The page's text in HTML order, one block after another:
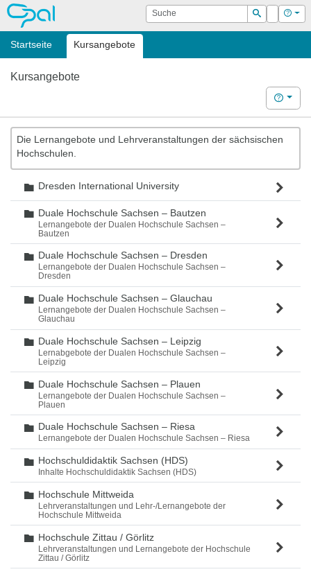
OPAL Suche
Suchen
Login Hilfe
Startseite Kursangebote
Kursangebote
Hilfe
Die Lernangebote und Lehrveranstaltungen der sächsischen
Hochschulen.
Ordner
Dresden International University
Ordner
Duale Hochschule Sachsen – Bautzen
Lernangebote der Dualen Hochschule Sachsen –
Bautzen
Ordner
Duale Hochschule Sachsen – Dresden
Lernangebote der Dualen Hochschule Sachsen –
Dresden
Ordner
Duale Hochschule Sachsen – Glauchau
Lernangebote der Dualen Hochschule Sachsen –
Glauchau
Ordner
Duale Hochschule Sachsen – Leipzig
Lernabgebote der Dualen Hochschule Sachsen –
Leipzig
Ordner
Duale Hochschule Sachsen – Plauen
Lernangebote der Dualen Hochschule Sachsen –
Plauen
Ordner
Duale Hochschule Sachsen – Riesa
Lernangebote der Dualen Hochschule Sachsen – Riesa
Ordner
Hochschuldidaktik Sachsen (HDS)
Inhalte Hochschuldidaktik Sachsen (HDS)
Ordner
Hochschule Mittweida
Lehrveranstaltungen und Lehr-/Lernangebote der
Hochschule Mittweida
Ordner
Hochschule Zittau / Görlitz
Lehrveranstaltungen und Lernangebote der Hochschule
Zittau / Görlitz